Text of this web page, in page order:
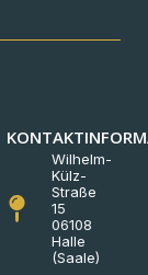
Wilhelm-
Külz-
Straße
15
06108
Halle
(Saale)